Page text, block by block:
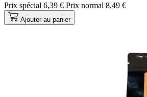
Prix spécial 6,39 € Prix normal 8,49 €
Ajouter au panier